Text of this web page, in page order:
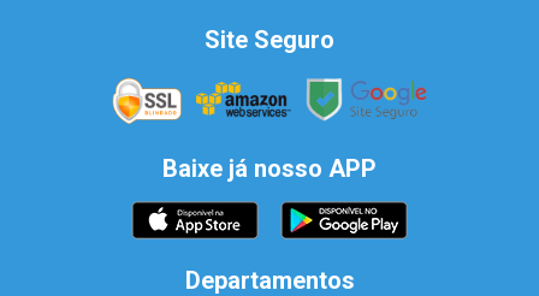
Site Seguro
Baixe já nosso APP
Departamentos